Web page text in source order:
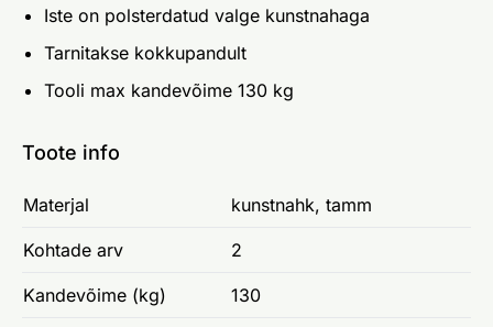
Iste on polsterdatud valge kunstnahaga
Tarnitakse kokkupandult
Tooli max kandevõime 130 kg
Toote info
Materjal kunstnahk, tamm
Kohtade arv 2
Kandevõime (kg) 130